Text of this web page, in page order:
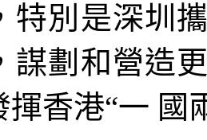
特別是深圳
謀劃和營造
揮香港“一 國